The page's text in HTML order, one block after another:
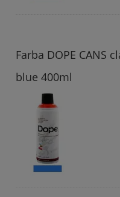
Farba DOPE CANS
blue 400ml